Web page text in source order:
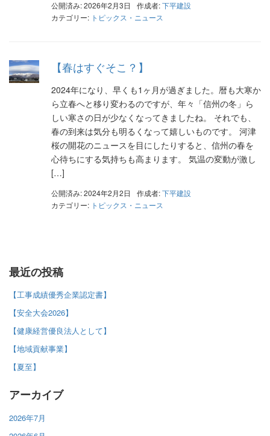
公開済み: 2026年2月3日 作成者:下平建設
カテゴリー: トピックス・ニュース
【春はすぐそこ？】
2024年になり、早くも1ヶ月が過ぎました。暦も大寒か
ら立春へと移り変わるのですが、年々「信州の冬」ら
しい寒さの日が少なくなってきましたね。 それでも、
春の到来は気分も明るくなって嬉しいものです。 河津
桜の開花のニュースを目にしたりすると、信州の春を
心待ちにする気持ちも高まります。 気温の変動が激し
[…]
公開済み: 2024年2月2日 作成者:下平建設
カテゴリー: トピックス・ニュース
最近の投稿
【工事成績優秀企業認定書】
【安全大会2026】
【健康経営優良法人として】
【地域貢献事業】
【夏至】
アーカイブ
2026年7月